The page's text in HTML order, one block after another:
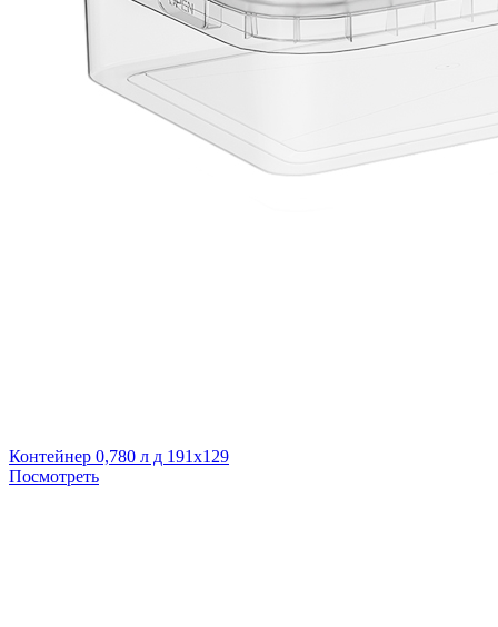
Контейнер 0,780 л д 191х129
Посмотреть